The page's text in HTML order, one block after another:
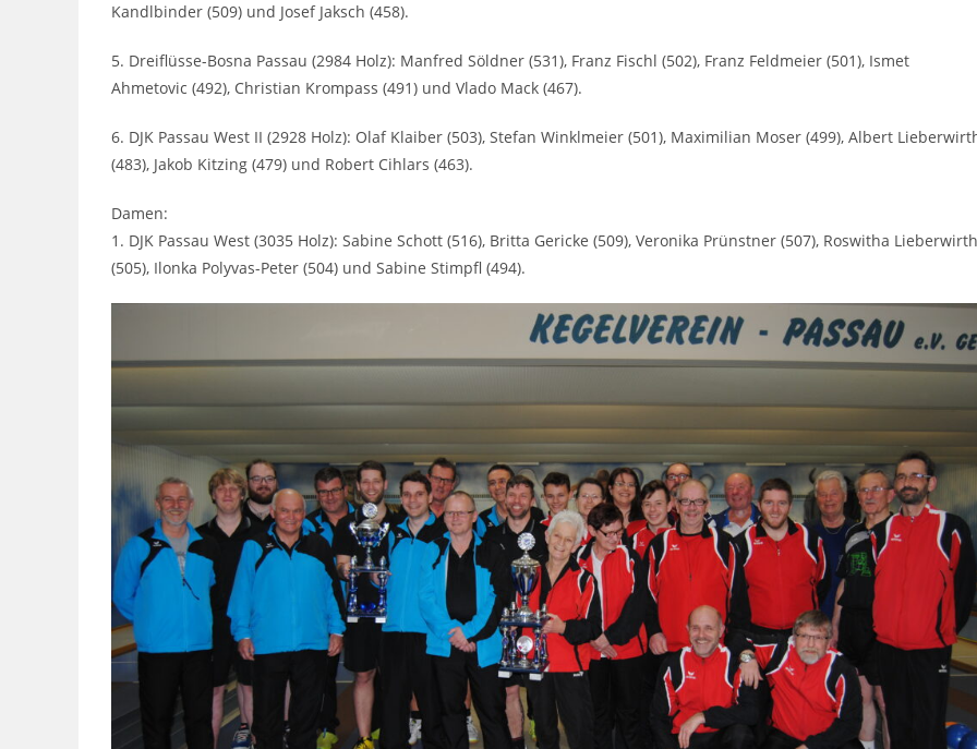
Kandlbinder (509) und Josef Jaksch (458).
5. Dreiflüsse-Bosna Passau (2984 Holz): Manfred Söldner (531), Franz Fischl (502), Franz Feldmeier (501), Ismet
Ahmetovic (492), Christian Krompass (491) und Vlado Mack (467).
6. DJK Passau West II (2928 Holz): Olaf Klaiber (503), Stefan Winklmeier (501), Maximilian Moser (499), Albert
(483), Jakob Kitzing (479) und Robert Cihlars (463).
Damen:
1. DJK Passau West (3035 Holz): Sabine Schott (516), Britta Gericke (509), Veronika Prünstner (507), Roswitha Lieberwirth
(505), Ilonka Polyvas-Peter (504) und Sabine Stimpfl (494).